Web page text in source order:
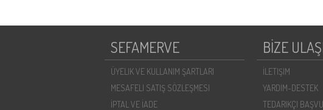
SEFAMERVE
ÜYELIK VE KULLANIM ŞARTLARI
MESAFELI SATIŞ SÖZLEŞMESI
İPTAL VE İADE
BİZE
İLETIŞIM
YARDIM-DESTEK
TEDARIKÇI